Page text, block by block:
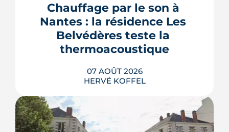
Chauffage par le son à
Nantes : la résidence Les
Belvédères teste la
thermoacoustique
07 AOÛT 2026
HERVÉ KOFFEL